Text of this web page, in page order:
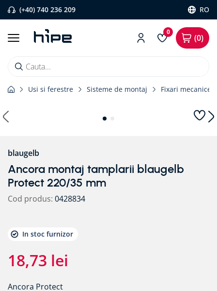
(+40) 740 236 209 RO
0
0
Cauta...
Căutări populare
placa blaugelb
5.
strapungeri
membrane rothoblaas
triotherm
9.
banda precomprimata
10 . vapor
Usi si ferestre Sisteme de montaj Fixari mecanice
blaugelb
Ancora montaj tamplarii blaugelb
Protect 220/35 mm
Cod produs: 0428834
In stoc furnizor
18,73 lei
Ancora Protect